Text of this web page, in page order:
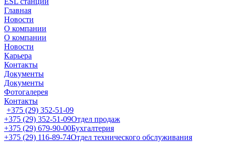
Главная
Новости
О компании
О компании
Новости
Карьера
Контакты
Документы
Документы
Фотогалерея
Контакты
+375 (29) 352-51-09
+375 (29) 352-51-09Отдел продаж
+375 (29) 679-90-00Бухгалтерия
+375 (29) 116-89-74Отдел технического обслуживания